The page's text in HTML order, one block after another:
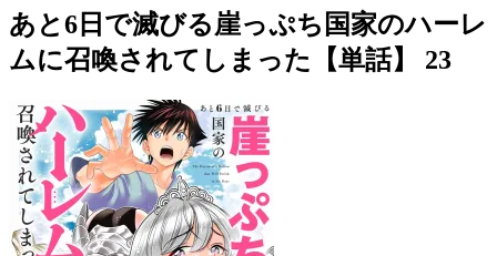
あと6日で滅びる崖っぷち国家のハーレ
ムに召喚されてしまった【単話】 23